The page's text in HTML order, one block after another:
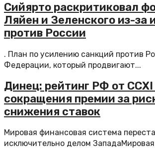
Сийярто раскритиковал
Ляйен и Зеленского из-за
против России
. План по усилению санкций против
Федерации, который продвигают...
Динец: рейтинг РФ от CCXI
сокращения премии за
снижения ставок
Мировая финансовая система
исключительно делом